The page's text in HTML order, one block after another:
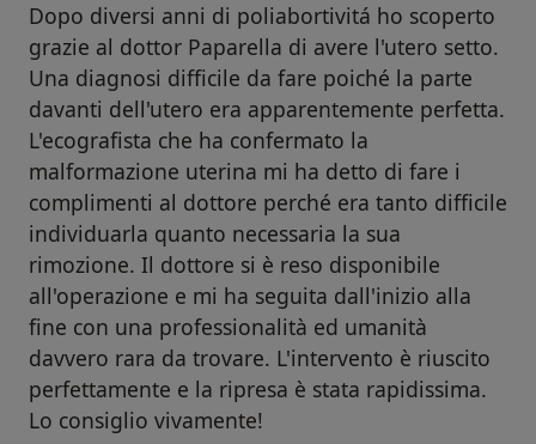
Dopo diversi anni di poliabortivitá ho scoperto
grazie al dottor Paparella di avere l'utero setto.
Una diagnosi difficile da fare poiché la parte
davanti dell'utero era apparentemente perfetta.
L'ecografista che ha confermato la
malformazione uterina mi ha detto di fare i
complimenti al dottore perché era tanto difficile
individuarla quanto necessaria la sua
rimozione. Il dottore si è reso disponibile
all'operazione e mi ha seguita dall'inizio alla
fine con una professionalità ed umanità
davvero rara da trovare. L'intervento è riuscito
perfettamente e la ripresa è stata rapidissima.
Lo consiglio vivamente!